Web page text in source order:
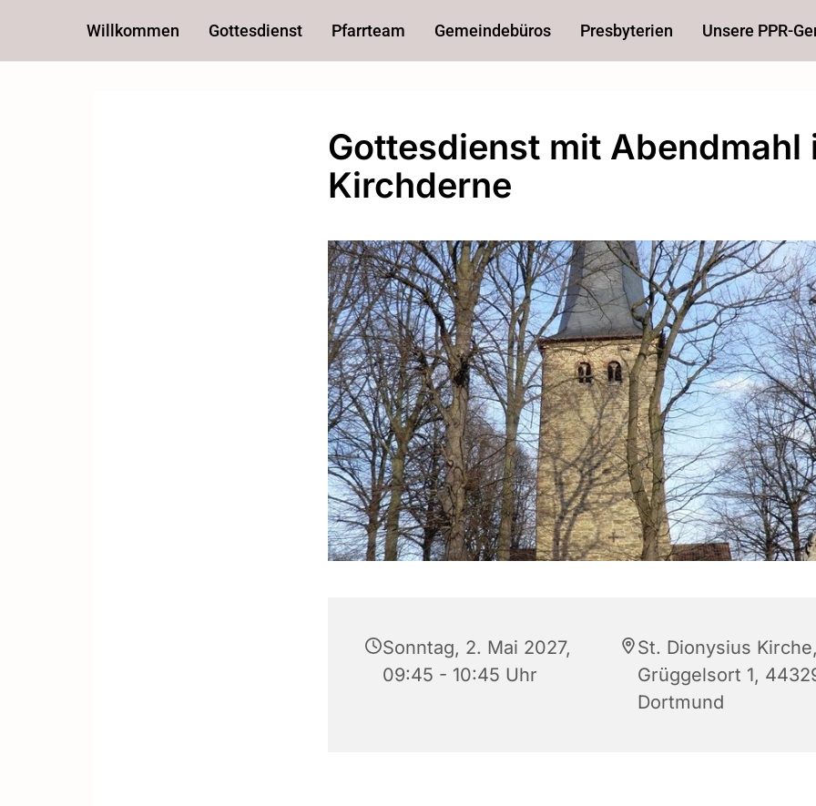
Willkommen Gottesdienst Pfarrteam Gemeindebüros Presbyterien Unsere PPR-
Gottesdienst mit Abendmahl
Kirchderne
Sonntag, 2. Mai 2027,
09:45 - 10:45 Uhr
St. Dionysius
Grüggelsort 1,
Dortmund